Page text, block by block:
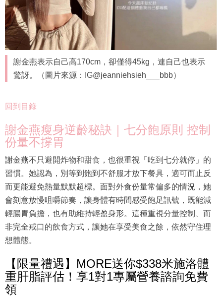
謝金燕表示自己高170cm，卻僅得45kg，連自己也表示
驚訝。（圖片來源：IG@jeanniehsieh___bbb）
回到目錄
謝金燕瘦身逆齡秘訣｜七分飽原則 控制
份量不撐胃
謝金燕不只避開炸物和甜食，也很重視「吃到七分就停」的
習慣。她認為，別等到飽到不舒服才放下餐具，適可而止反
而更能避免熱量默默超標。面對外食份量常偏多的情況，她
會刻意放慢咀嚼節奏，讓身體有時間感受飽足訊號，既能減
輕腸胃負擔，也有助維持輕盈身形。這種重視分量控制、而
非完全戒口的飲食方式，讓她在享受美食之餘，依然守住理
想體態。
【限量禮遇】MORE送你$338米施洛體
重肝脂評估！享1對1專屬營養諮詢免費
領